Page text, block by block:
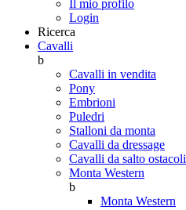
Il mio profilo
Login
Ricerca
Cavalli
b
Cavalli in vendita
Pony
Embrioni
Puledri
Stalloni da monta
Cavalli da dressage
Cavalli da salto ostacoli
Monta Western
b
Monta Western